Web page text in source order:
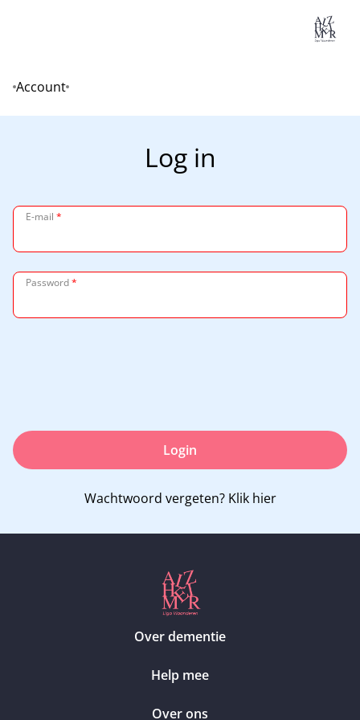
Home
Account
Log in
E-mail *
Password*
Login
Wachtwoord vergeten? Klik hier
Over dementie
Help mee
Over ons